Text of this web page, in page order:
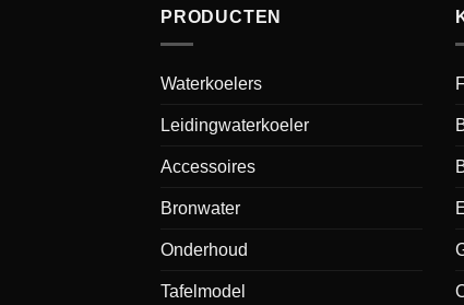
PRODUCTEN
Waterkoelers
Leidingwaterkoeler
Accessoires
Bronwater
Onderhoud
Tafelmodel